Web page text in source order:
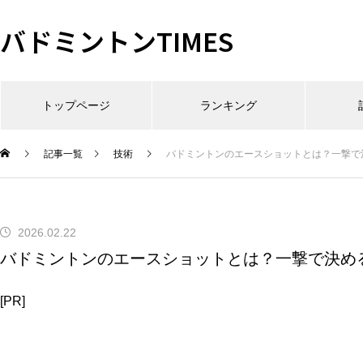
バドミントンTIMES
トップページ ランキング
記事一覧 技術 バドミントンのエースショットとは？一撃
2026.02.22
バドミントンのエースショットとは？一撃で決
[PR]